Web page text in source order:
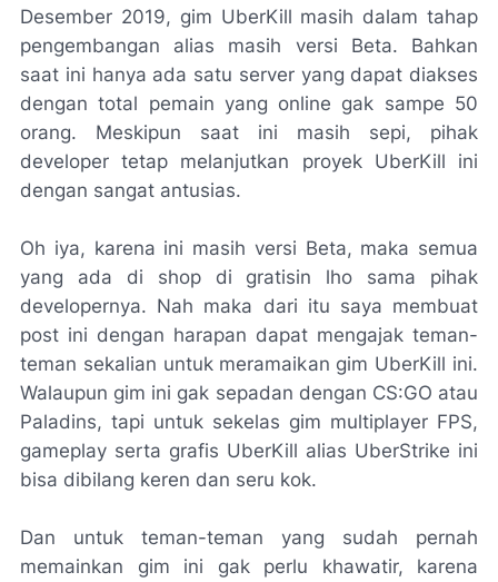
Desember 2019, gim UberKill masih dalam tahap
pengembangan alias masih versi Beta. Bahkan
saat ini hanya ada satu server yang dapat diakses
dengan total pemain yang online gak sampe 50
orang. Meskipun saat ini masih sepi, pihak
developer tetap melanjutkan proyek UberKill ini
dengan sangat antusias.
Oh iya, karena ini masih versi Beta, maka semua
yang ada di shop di gratisin lho sama pihak
developernya. Nah maka dari itu saya membuat
post ini dengan harapan dapat mengajak teman-
teman sekalian untuk meramaikan gim UberKill ini.
Walaupun gim ini gak sepadan dengan CS:GO atau
Paladins, tapi untuk sekelas gim multiplayer FPS,
gameplay serta grafis UberKill alias UberStrike ini
bisa dibilang keren dan seru kok.
Dan untuk teman-teman yang sudah pernah
memainkan gim ini gak perlu khawatir, karena